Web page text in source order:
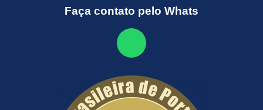
Faça contato pelo Whats